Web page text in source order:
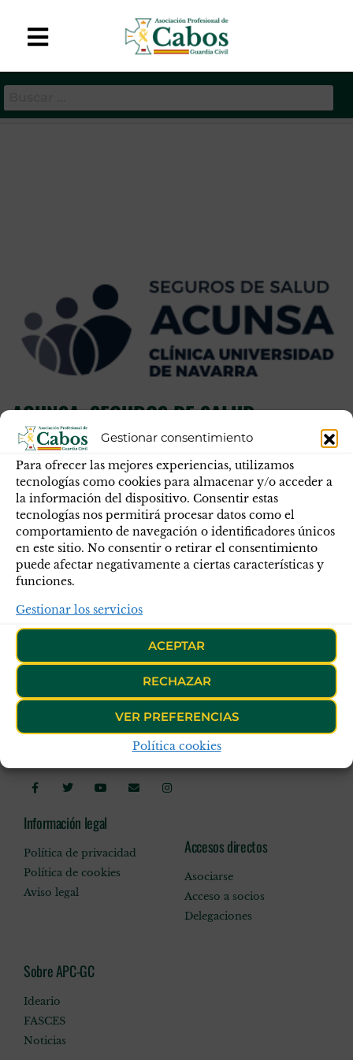
Gestionar consentimiento
Para ofrecer las mejores experiencias, utilizamos
tecnologías como cookies para almacenar y/o acceder a
la información del dispositivo. Consentir estas
tecnologías nos permitirá procesar datos como el
comportamiento de navegación o identificadores únicos
en este sitio. No consentir o retirar el consentimiento
puede afectar negativamente a ciertas características y
funciones.
Gestionar los servicios
ACEPTAR
RECHAZAR
VER PREFERENCIAS
Política cookies
APC-GC
de Cabos de la Guardia
Etiqueta:
ACUNSA, SEGUROS DE SALUD
Acunsa ofrece a los miembros de la Guardia Civil una
oferta especial de seguros médicos complementarios al
ISFAS y seguridad social por tan solo 10,87 euros al mes e
hijos gratis menores de 19 años.
Información legal
Política de privacidad
Política de cookies
Aviso legal
Accesos directos
Asociarse
Acceso a socios
Delegaciones
Sobre APC-GC
Ideario
FASCES
Noticias